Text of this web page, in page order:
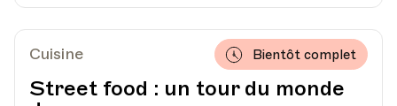
Date11.08.2021 Heure
09.00
Atelier Tournesol, Chemin de Villars 16,
Cuisine
Street food : un tour du monde
Bientôt complet